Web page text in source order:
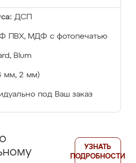
ДСП
ПВХ, МДФ с фотопечатью
Blum
мм, 2 мм)
под Ваш заказ
УЗНАТЬ
ПОДРОБНОСТИ